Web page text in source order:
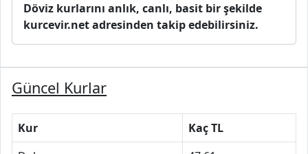
Döviz kurlarını anlık, canlı, basit bir şekilde
kurcevir.net adresinden takip edebilirsiniz.
Güncel Kurlar
Kur
Kaç TL